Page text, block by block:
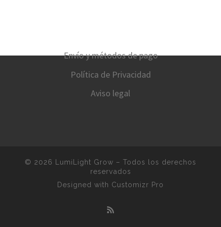
Envío y métodos de pago
Política de Privacidad
Aviso legal
© 2026 LumiLight Grow – Todos los derechos
reservados
Designed with Customizr Pro